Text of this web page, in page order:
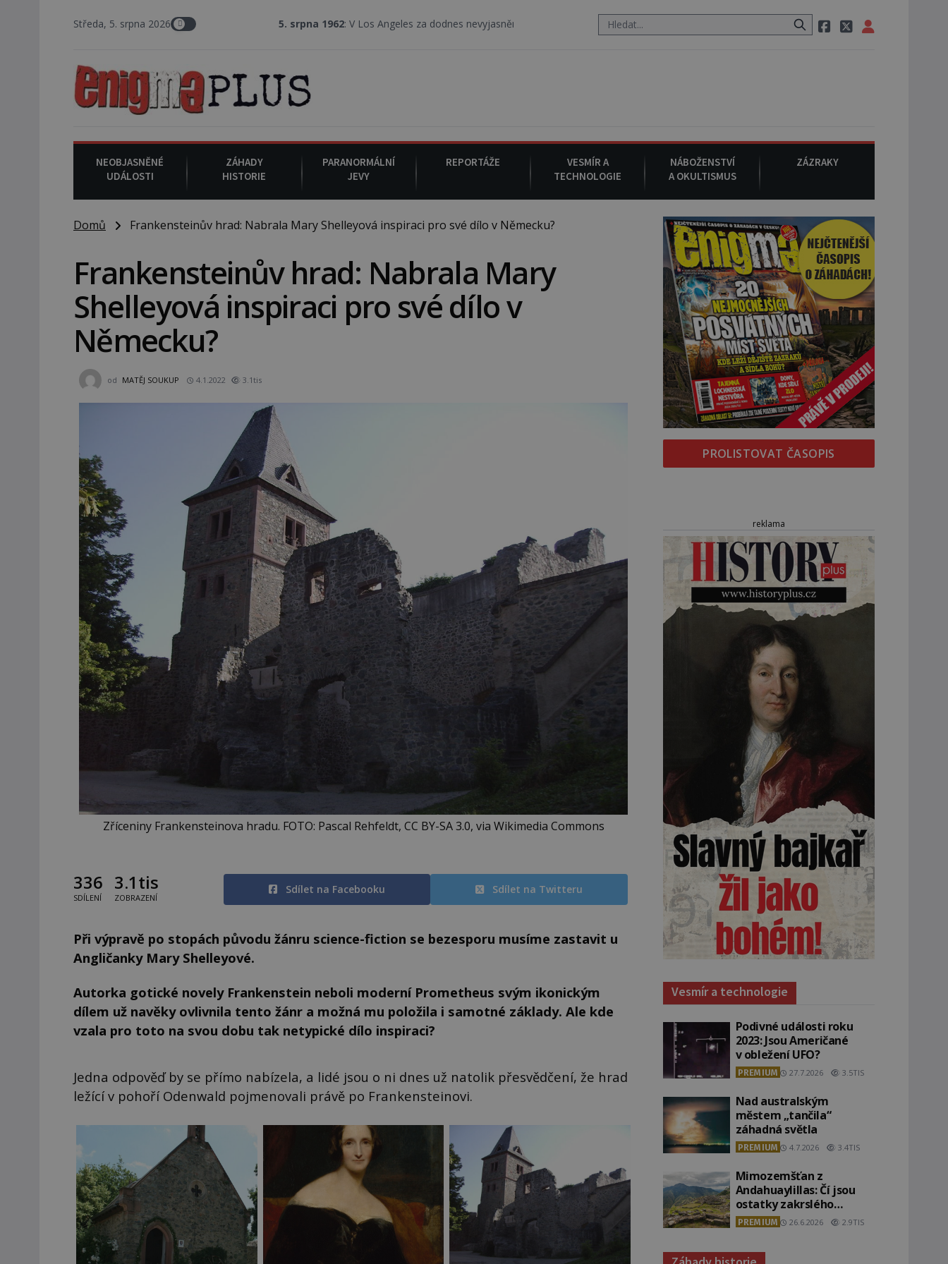
Středa, 5. srpna 2026 : V Los Angeles za dodnes nevyjasněných okolností umírá herečka Marilyn Monroe. : V Los Angeles za dodnes
NEOBJASNĚNÉ
UDÁLOSTI
ZÁHADY
HISTORIE
PARANORMÁLNÍ
JEVY
REPORTÁŽE
VESMÍR A
TECHNOLOGIE
NÁBOŽENSTVÍ
A OKULTISMUS
ZÁZRAKY
Domů Frankensteinův hrad: Nabrala Mary Shelleyová inspiraci pro své dílo v Německu?
Frankensteinův hrad: Nabrala Mary
Shelleyová inspiraci pro své dílo v
Německu?
od MATĚJ SOUKUP 4.1.2022 3.1tis
Zříceniny Frankensteinova hradu. FOTO: Pascal Rehfeldt, CC BY-SA 3.0, via Wikimedia Commons
336
SDÍLENÍ
3.1tis
ZOBRAZENÍ
Sdílet na Facebooku Sdílet na Twitteru
Při výpravě po stopách původu žánru science-fiction se bezesporu musíme zastavit u
Angličanky Mary Shelleyové.
Autorka gotické novely Frankenstein neboli moderní Prometheus svým ikonickým
dílem už navěky ovlivnila tento žánr a možná mu položila i samotné základy. Ale kde
vzala pro toto na svou dobu tak netypické dílo inspiraci?
Jedna odpověď by se přímo nabízela, a lidé jsou o ni dnes už natolik přesvědčení, že hrad
ležící v pohoří Odenwald pojmenovali právě po Frankensteinovi.
PROLISTOVAT ČASOPIS
reklama
Vesmír a technologie
Podivné události roku
2023: Jsou Američané
v obležení UFO?
PREMIUM 27.7.2026 3.5TIS
Nad australským
městem „tančila“
záhadná světla
PREMIUM 4.7.2026 3.4TIS
Mimozemšťan z
Andahuaylillas: Čí jsou
ostatky zakrslého
stvoření s ohromnou
lebkou?
PREMIUM 26.6.2026 2.9TIS